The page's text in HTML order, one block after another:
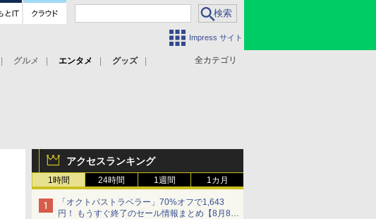
Impress サイト
全カテゴリ
グルメ エンタメ
グッズ
アクセスランキング
1時間 24時間 1週間 1カ月
「オクトパストラベラー」70%オフで1,643
円！ もうすぐ終了のセール情報まとめ【8月8日